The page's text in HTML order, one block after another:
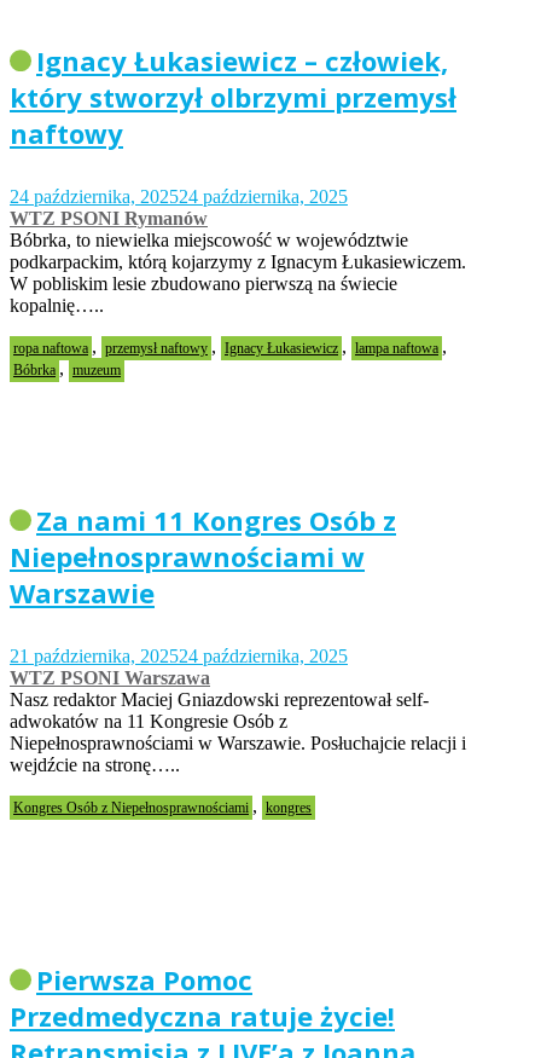
Ignacy Łukasiewicz – człowiek,
który stworzył olbrzymi przemysł
naftowy
24 października, 202524 października, 2025
WTZ PSONI Rymanów
Bóbrka, to niewielka miejscowość w województwie
podkarpackim, którą kojarzymy z Ignacym Łukasiewiczem.
W pobliskim lesie zbudowano pierwszą na świecie
kopalnię…..
ropa naftowa , przemysł naftowy , Ignacy Łukasiewicz , lampa naftowa ,
Bóbrka , muzeum
Za nami 11 Kongres Osób z
Niepełnosprawnościami w
Warszawie
21 października, 202524 października, 2025
WTZ PSONI Warszawa
Nasz redaktor Maciej Gniazdowski reprezentował self-
adwokatów na 11 Kongresie Osób z
Niepełnosprawnościami w Warszawie. Posłuchajcie relacji i
wejdźcie na stronę…..
Kongres Osób z Niepełnosprawnościami , kongres
Pierwsza Pomoc
Przedmedyczna ratuje życie!